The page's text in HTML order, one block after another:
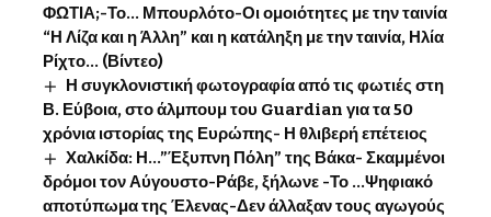
ΦΩΤΙΑ;-Το… Μπουρλότο-Οι ομοιότητες με την ταινία
“Η Λίζα και η Άλλη” και η κατάληξη με την ταινία, Ηλία
Ρίχτο… (Βίντεο)
Η συγκλονιστική φωτογραφία από τις φωτιές στη
Β. Εύβοια, στο άλμπουμ του Guardian για τα 50
χρόνια ιστορίας της Ευρώπης- Η θλιβερή επέτειος
Χαλκίδα: Η…”Έξυπνη Πόλη” της Βάκα- Σκαμμένοι
δρόμοι τον Αύγουστο-Ράβε, ξήλωνε -Το …Ψηφιακό
αποτύπωμα της Έλενας-Δεν άλλαξαν τους αγωγούς